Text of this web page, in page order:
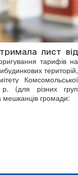
лист від
тарифів на
територій,
Комсомольської
(для різних груп
мешканців громади: